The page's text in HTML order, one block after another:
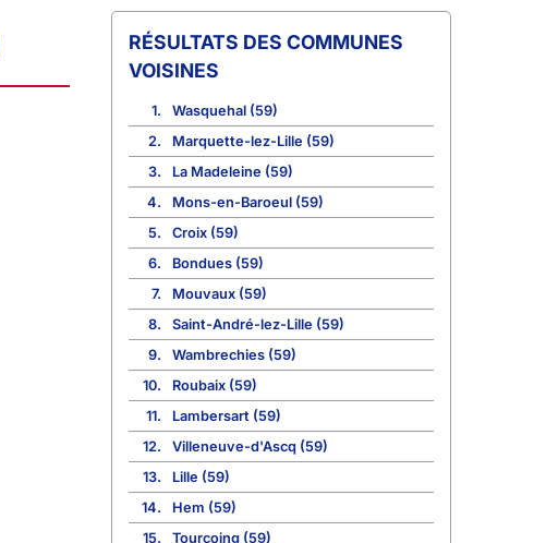
COMMUNES
VOISINES
1.
Wasquehal (59)
2.
Marquette-lez-Lille (59)
3.
La Madeleine (59)
4.
Mons-en-Baroeul (59)
5.
Croix (59)
6.
Bondues (59)
7.
Mouvaux (59)
8.
Saint-André-lez-Lille (59)
9.
Wambrechies (59)
10.
Roubaix (59)
11.
Lambersart (59)
12.
Villeneuve-d'Ascq (59)
13.
Lille (59)
14.
Hem (59)
15.
Tourcoing (59)